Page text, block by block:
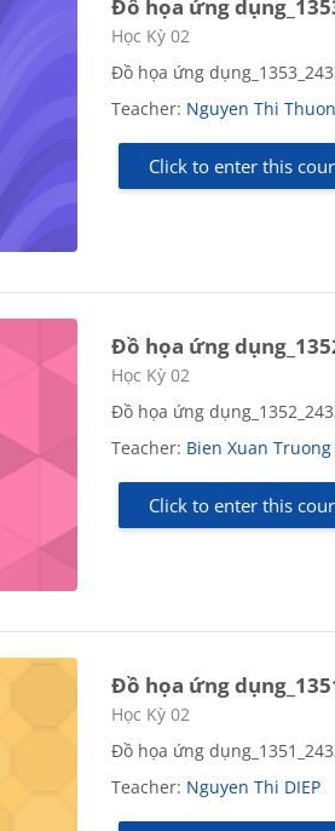
Đồ họa ứng
Course category
Học Kỳ 02
Đồ họa ứng
Teacher: Nguyen Thi
Click to enter this
Đồ họa ứng
Course category
Học Kỳ 02
Đồ họa ứng
Teacher: Bien Xuan Truong
Click to enter this
Đồ họa ứng
Course category
Học Kỳ 02
Đồ họa ứng
Teacher: Nguyen Thi DIEP